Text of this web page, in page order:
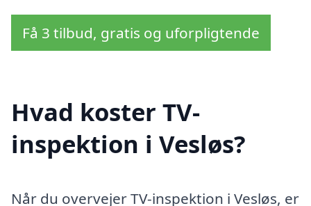
Få 3 tilbud, gratis og uforpligtende
Hvad koster TV-
inspektion i Vesløs?
Når du overvejer TV-inspektion i Vesløs, er